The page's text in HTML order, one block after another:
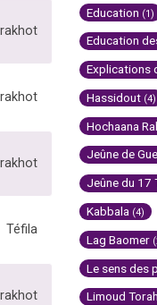
Téfila
Education (1)
Education
Explications
Hassidout (4)
Hochaana
Jeûne de
Jeûne du 17
Kabbala (4)
Lag Baomer
Le sens des
Limoud Torah